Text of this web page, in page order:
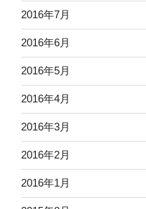
2016年7月
2016年6月
2016年5月
2016年4月
2016年3月
2016年2月
2016年1月